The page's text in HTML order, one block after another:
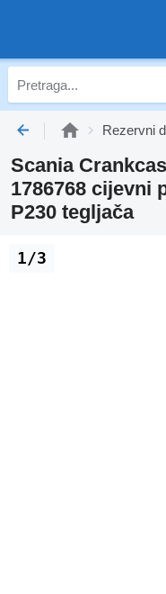
Rezervni
Scania
1786768 cijevni
P230 tegljača
1/3